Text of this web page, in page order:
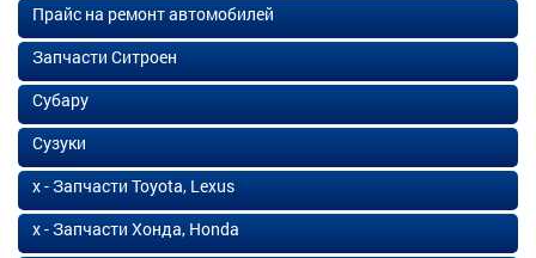
Прайс на ремонт автомобилей
Запчасти Ситроен
Субару
Сузуки
х - Запчасти Toyota, Lexus
х - Запчасти Хонда, Honda